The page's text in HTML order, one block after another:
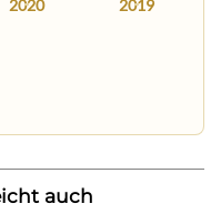
2020 2019
auch